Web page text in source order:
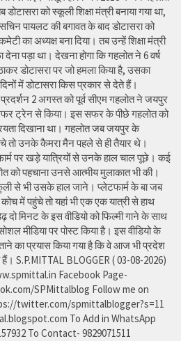
को स्कूली शिक्षा मंत्री बनाया गया था,
पायलट की बगावत के बाद डोटासरा को
का अध्यक्ष बना दिया। तब उन्हें शिक्षा मंत्री
पड़ा था। देखना होगा कि गहलोत ने 6 वर्ष
डोटासरा पर जो हमला किया है, उसका
में डोटासरा किस प्रकार से देते हैं।
2 अगस्त को पूर्व सीएम गहलोत ने जयपुर
ट्रेन से किया। इस सफर के पीछे गहलोत को
दिखाना था। गहलोत जब जयपुर के
तो उनके कैमरा मैन पहले से ही तैयार थे।
पर खड़े यात्रियों से उनके हाल चाल पूछे। कई
को पहचाना उनसे आत्मीय मुलाकात भी की।
से भी उसके हाल जाने। प्लेटफार्म के बा जब
में पहुंचे तो यहां भी एक एक यात्री से हाथ
दो मिनट के इस वीडियो को फिल्मी गाने के साथ
मीडिया पर पोस्ट किया है। इस वीडियो के
का प्रयास किया गया है कि वे आज भी प्रदेश
S.P.MITTAL BLOGGER ( 03-08-2026)
Facebook Page-
SPMittalblog Follow me on
twitter.com/spmittalblogger?s=11
To Add in WhatsApp
To Contact- 9829071511